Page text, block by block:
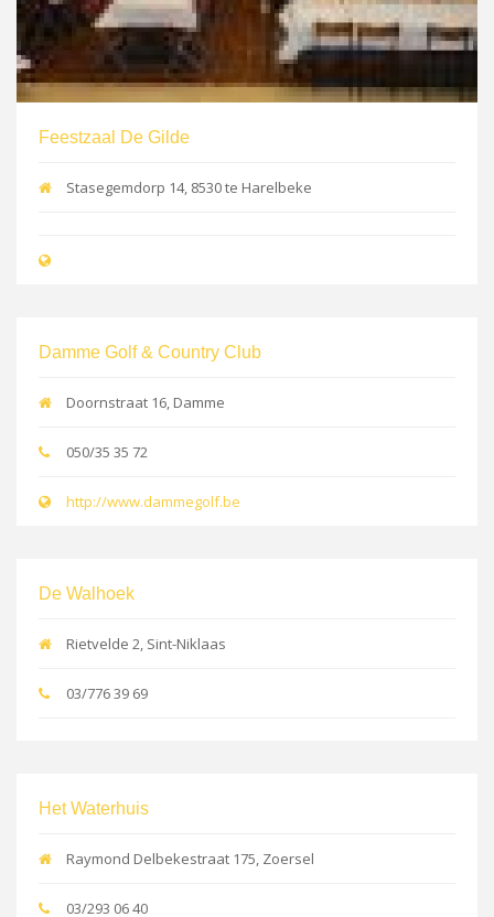
Feestzaal De Gilde
Stasegemdorp 14, 8530 te Harelbeke
Damme Golf & Country Club
Doornstraat 16, Damme
050/35 35 72
http://www.dammegolf.be
De Walhoek
Rietvelde 2, Sint-Niklaas
03/776 39 69
Het Waterhuis
Raymond Delbekestraat 175, Zoersel
03/293 06 40